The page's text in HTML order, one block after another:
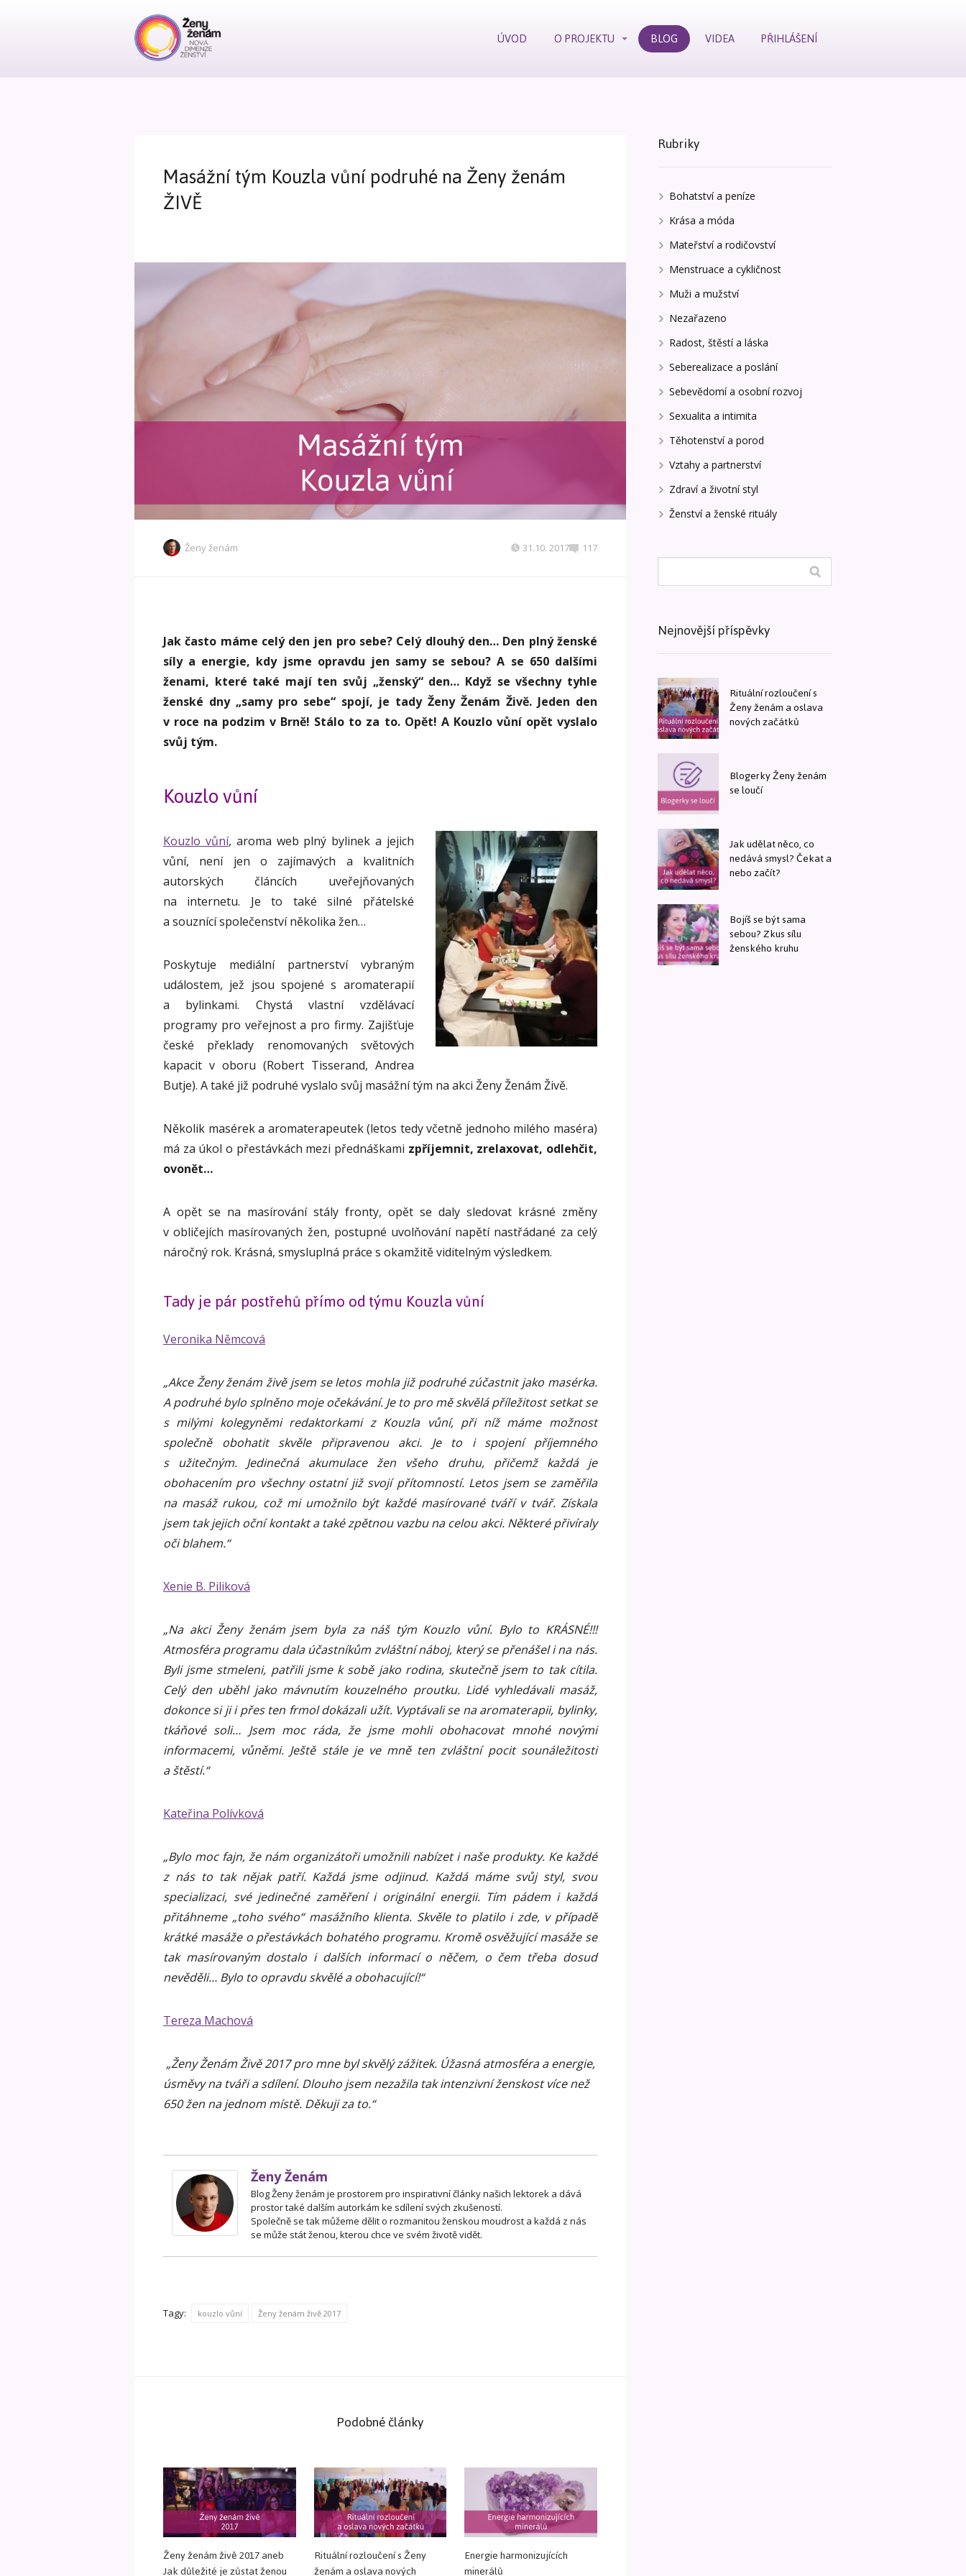
ÚVOD O PROJEKTU BLOG VIDEA PŘIHLÁŠENÍ
Masážní tým Kouzla vůní podruhé na Ženy ženám
ŽIVĚ
Ženy ženám 31.10. 2017 117
Jak často máme celý den jen pro sebe? Celý dlouhý den… Den plný ženské
síly a energie, kdy jsme opravdu jen samy se sebou? A se 650 dalšími
ženami, které také mají ten svůj „ženský“ den… Když se všechny tyhle
ženské dny „samy pro sebe“ spojí, je tady Ženy Ženám Živě. Jeden den
v roce na podzim v Brně! Stálo to za to. Opět! A Kouzlo vůní opět vyslalo
svůj tým.
Kouzlo vůní
Kouzlo vůní, aroma web plný bylinek a jejich
vůní, není jen o zajímavých a kvalitních
autorských článcích uveřejňovaných
na internetu. Je to také silné přátelské
a souznící společenství několika žen…
Poskytuje mediální partnerství vybraným
událostem, jež jsou spojené s aromaterapií
a bylinkami. Chystá vlastní vzdělávací
programy pro veřejnost a pro firmy. Zajišťuje
české překlady renomovaných světových
kapacit v oboru (Robert Tisserand, Andrea
Butje). A také již podruhé vyslalo svůj masážní tým na akci Ženy Ženám Živě.
Několik masérek a aromaterapeutek (letos tedy včetně jednoho milého maséra)
má za úkol o přestávkách mezi přednáškami zpříjemnit, zrelaxovat, odlehčit,
ovonět…
A opět se na masírování stály fronty, opět se daly sledovat krásné změny
v obličejích masírovaných žen, postupné uvolňování napětí nastřádané za celý
náročný rok. Krásná, smysluplná práce s okamžitě viditelným výsledkem.
Tady je pár postřehů přímo od týmu Kouzla vůní
Veronika Němcová
„Akce Ženy ženám živě jsem se letos mohla již podruhé zúčastnit jako masérka.
A podruhé bylo splněno moje očekávání. Je to pro mě skvělá příležitost setkat se
s milými kolegyněmi redaktorkami z Kouzla vůní, při níž máme možnost
společně obohatit skvěle připravenou akci. Je to i spojení příjemného
s užitečným. Jedinečná akumulace žen všeho druhu, přičemž každá je
obohacením pro všechny ostatní již svojí přítomností. Letos jsem se zaměřila
na masáž rukou, což mi umožnilo být každé masírované tváří v tvář. Získala
jsem tak jejich oční kontakt a také zpětnou vazbu na celou akci. Některé přivíraly
oči blahem.“
Xenie B. Piliková
„Na akci Ženy ženám jsem byla za náš tým Kouzlo vůní. Bylo to KRÁSNÉ!!!
Atmosféra programu dala účastníkům zvláštní náboj, který se přenášel i na nás.
Byli jsme stmeleni, patřili jsme k sobě jako rodina, skutečně jsem to tak cítila.
Celý den uběhl jako mávnutím kouzelného proutku. Lidé vyhledávali masáž,
dokonce si ji i přes ten frmol dokázali užít. Vyptávali se na aromaterapii, bylinky,
tkáňové soli… Jsem moc ráda, že jsme mohli obohacovat mnohé novými
informacemi, vůněmi. Ještě stále je ve mně ten zvláštní pocit sounáležitosti
a štěstí.“
Kateřina Polívková
„Bylo moc fajn, že nám organizátoři umožnili nabízet i naše produkty. Ke každé
z nás to tak nějak patří. Každá jsme odjinud. Každá máme svůj styl, svou
specializaci, své jedinečné zaměření i originální energii. Tím pádem i každá
přitáhneme „toho svého“ masážního klienta. Skvěle to platilo i zde, v případě
krátké masáže o přestávkách bohatého programu. Kromě osvěžující masáže se
tak masírovaným dostalo i dalších informací o něčem, o čem třeba dosud
nevěděli… Bylo to opravdu skvělé a obohacující!“
Tereza Machová
„Ženy Ženám Živě 2017 pro mne byl skvělý zážitek. Úžasná atmosféra a energie,
úsměvy na tváři a sdílení. Dlouho jsem nezažila tak intenzivní ženskost více než
650 žen na jednom místě. Děkuji za to.“
Ženy Ženám
Blog Ženy ženám je prostorem pro inspirativní články našich lektorek a dává
prostor také dalším autorkám ke sdílení svých zkušeností.
Společně se tak můžeme dělit o rozmanitou ženskou moudrost a každá z nás
se může stát ženou, kterou chce ve svém životě vidět.
Tagy: kouzlo vůní Ženy ženám živě 2017
Podobné články
Ženy ženám živě 2017 aneb
Jak důležité je zůstat ženou
Rituální rozloučení s Ženy
ženám a oslava nových
Energie harmonizujících
minerálů
Rubriky
Bohatství a peníze
Krása a móda
Mateřství a rodičovství
Menstruace a cykličnost
Muži a mužství
Nezařazeno
Radost, štěstí a láska
Seberealizace a poslání
Sebevědomí a osobní rozvoj
Sexualita a intimita
Těhotenství a porod
Vztahy a partnerství
Zdraví a životní styl
Ženství a ženské rituály
Nejnovější příspěvky
Rituální rozloučení s
Ženy ženám a oslava
nových začátků
Blogerky Ženy ženám
se loučí
Jak udělat něco, co
nedává smysl? Čekat a
nebo začít?
Bojíš se být sama
sebou? Zkus sílu
ženského kruhu